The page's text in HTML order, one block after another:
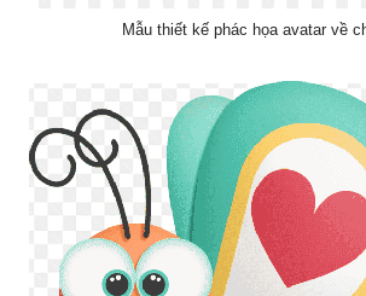
Mẫu thiết kế phác họa avatar về